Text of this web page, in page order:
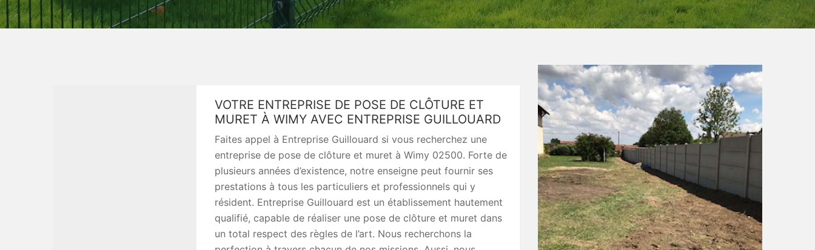
VOTRE ENTREPRISE DE POSE DE CLÔTURE ET
MURET À WIMY AVEC ENTREPRISE GUILLOUARD
Faites appel à Entreprise Guillouard si vous recherchez une
entreprise de pose de clôture et muret à Wimy 02500. Forte de
plusieurs années d’existence, notre enseigne peut fournir ses
prestations à tous les particuliers et professionnels qui y
résident. Entreprise Guillouard est un établissement hautement
qualifié, capable de réaliser une pose de clôture et muret dans
un total respect des règles de l’art. Nous recherchons la